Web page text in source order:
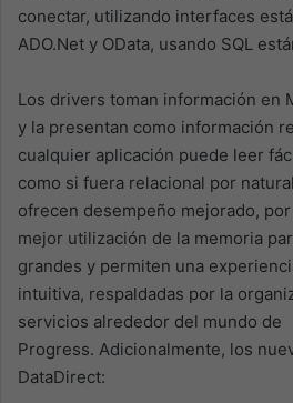
conectar, utilizando interfaces
ADO.Net y OData, usando SQL
Los drivers toman información en
y la presentan como información
cualquier aplicación puede leer
como si fuera relacional por
ofrecen desempeño mejorado,
mejor utilización de la memoria
grandes y permiten una
intuitiva, respaldadas por la
servicios alrededor del mundo de
Progress. Adicionalmente, los
DataDirect: